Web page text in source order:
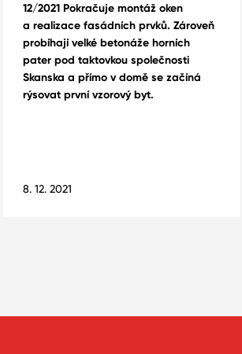
12/2021 Pokračuje montáž oken
a realizace fasádních prvků. Zároveň
probíhají velké betonáže horních
pater pod taktovkou společnosti
Skanska a přímo v domě se začíná
rýsovat první vzorový byt.
8. 12. 2021